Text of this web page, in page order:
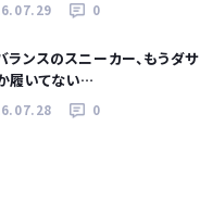
0
ランスのスニーカー、もうダサ
履いてない…
0